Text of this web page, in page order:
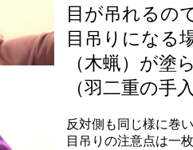
目が吊れるの
目吊りになる
（木蝋）が塗
（羽二重の手
反対側も同じ様に巻
目吊りの注意点は一